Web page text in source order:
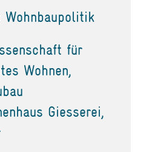
für
Wohnen,
Giesserei,